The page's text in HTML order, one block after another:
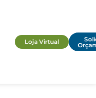
Loja Virtual